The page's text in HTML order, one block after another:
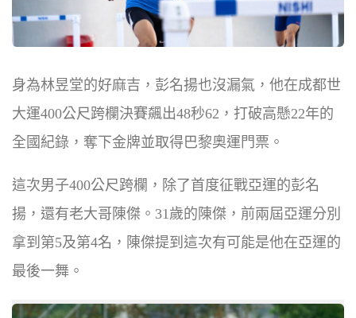
身為林昱堂的好麻吉，彭名揚也沒漏氣，他在成都世
大運400公尺跨欄決賽飆出48秒62，打破高懸22年的
全國紀錄，奪下金牌並取得巴黎奧運門票。
這次男子400公尺跨欄，除了首度征戰亞運的彭名
揚，還有老大哥陳傑。31歲的陳傑，前兩屆亞運分別
拿到第5及第4名，陳傑提到這次有可能是他在亞運的
最後一舞。